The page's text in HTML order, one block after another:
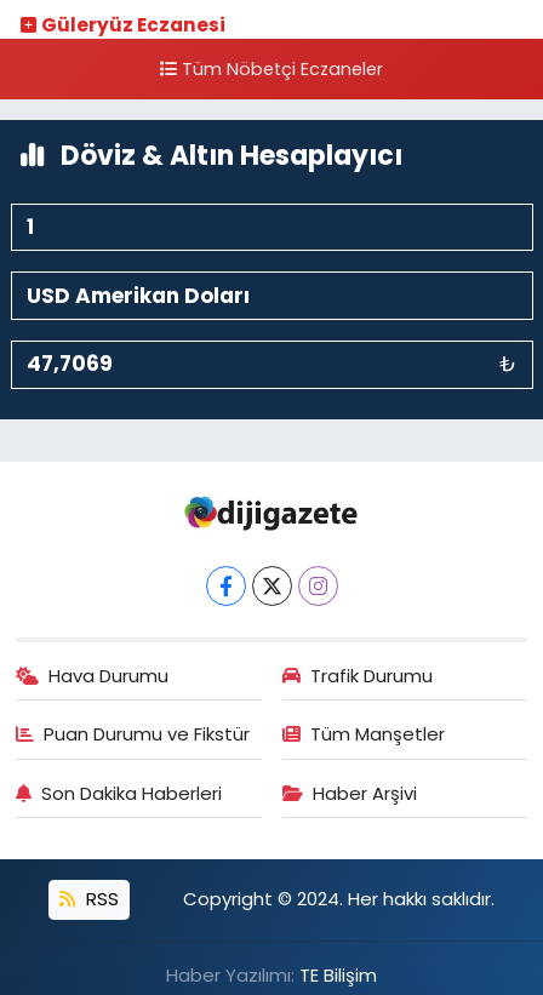
Güleryüz Eczanesi
kalaycıbahçe Meydana DoğruTüm Nöbetçi Eczaneler
Döviz & Altın Hesaplayıcı
₺
Hava Durumu Trafik Durumu
Puan Durumu ve Fikstür Tüm Manşetler
Son Dakika Haberleri Haber Arşivi
RSS Copyright © 2024. Her hakkı saklıdır.
Haber Yazılımı: TE Bilişim